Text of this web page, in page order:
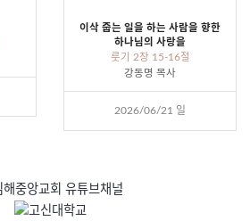
이삭 줍는 일을 하는 사람을 향한
하나님의 사랑을
룻기 2장 15-16절
강동명 목사
2026/06/21 일